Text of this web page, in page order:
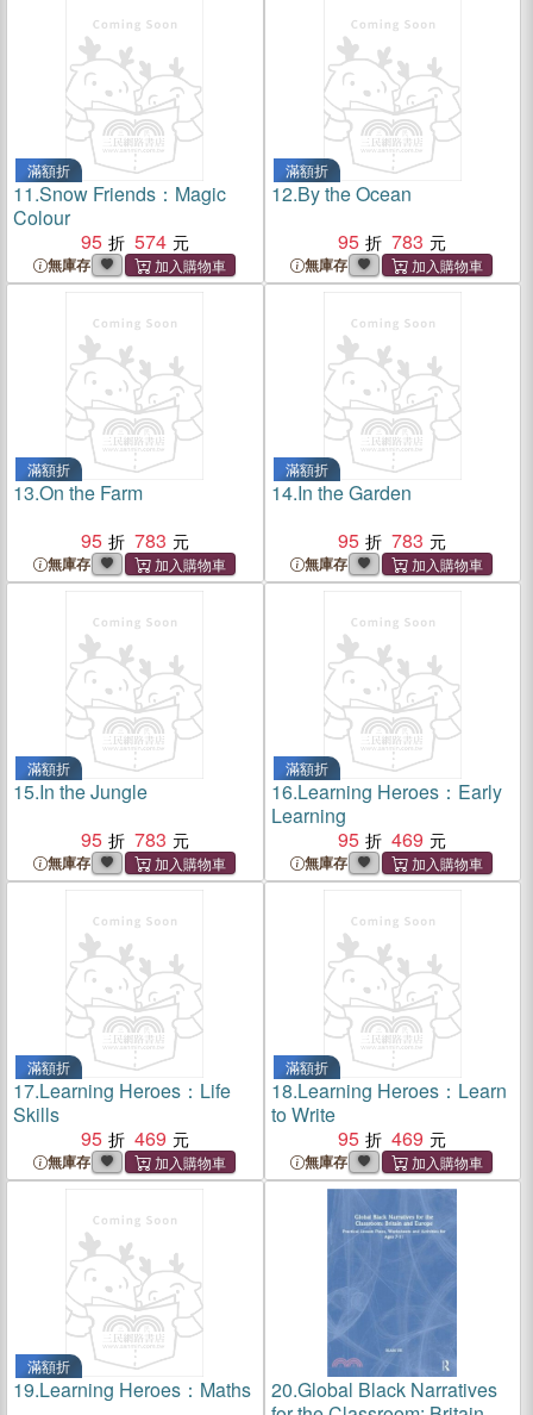
滿額折
11.Snow Friends：Magic
Colour
95
574
無庫存
滿額折
12.By the Ocean
95
783
無庫存
滿額折
13.On the Farm
95
783
無庫存
滿額折
14.In the Garden
95
783
無庫存
滿額折
15.In the Jungle
95
783
無庫存
滿額折
16.Learning Heroes：Early
Learning
95
469
無庫存
滿額折
17.Learning Heroes：Life
Skills
95
469
無庫存
滿額折
18.Learning Heroes：Learn
to Write
95
469
無庫存
滿額折
19.Learning Heroes：Maths 20.Global Black Narratives